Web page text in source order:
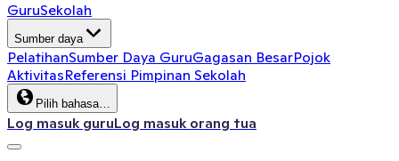
GuruSekolah
Sumber daya
PelatihanSumber Daya GuruGagasan BesarPojok
AktivitasReferensi Pimpinan Sekolah
Pilih bahasa…
Log masuk guruLog masuk orang tua